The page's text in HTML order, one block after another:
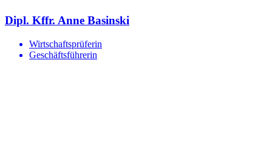
Dipl. Kffr. Anne Basinski
Wirtschaftsprüferin
Geschäftsführerin